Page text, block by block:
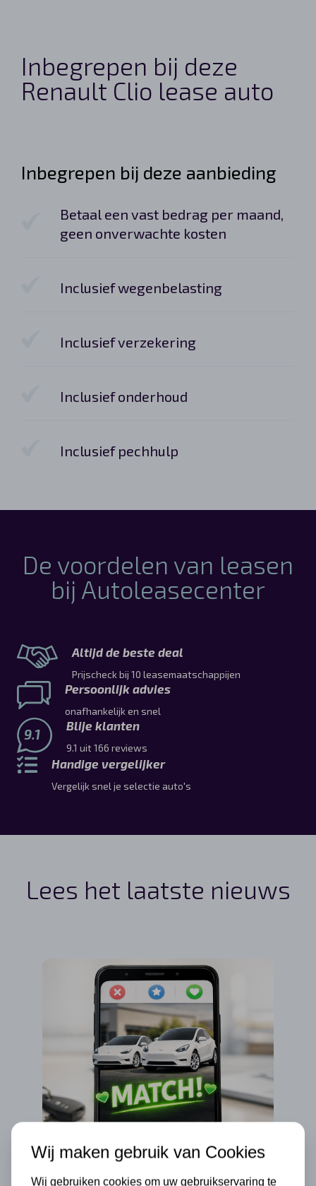
Inbegrepen bij deze
Renault Clio lease auto
Inbegrepen bij deze aanbieding
Betaal een vast bedrag per maand,
geen onverwachte kosten
Inclusief wegenbelasting
Inclusief verzekering
Inclusief onderhoud
Inclusief pechhulp
De voordelen van leasen
bij Autoleasecenter
Altijd de beste deal
Prijscheck bij 10 leasemaatschappijen
Persoonlijk advies
onafhankelijk en snel
9.1
Blije klanten
9.1 uit 166 reviews
Handige vergelijker
Vergelijk snel je selectie auto's
Lees het laatste nieuws
Wij maken gebruik van Cookies
Wij gebruiken cookies om uw gebruikservaring te